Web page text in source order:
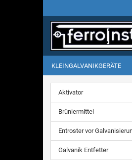
KLEINGALVANIKGERÄTE
Aktivator
Brüniermittel
Entroster vor
Galvanik Entfetter